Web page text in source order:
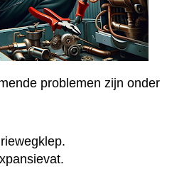
problemen zijn onder